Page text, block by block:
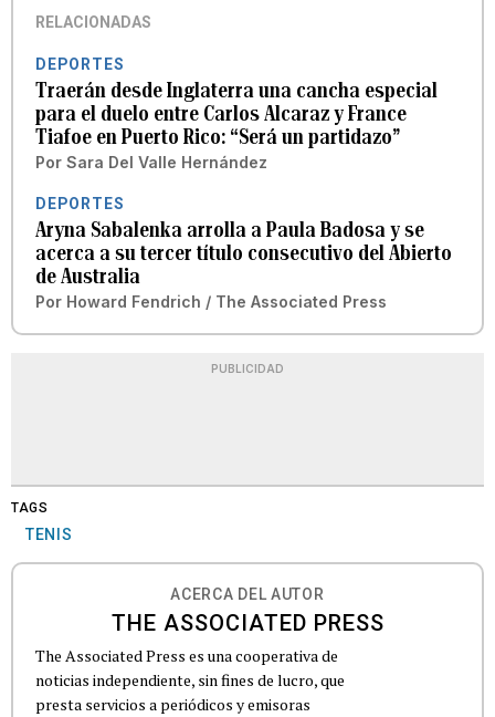
RELACIONADAS
DEPORTES
Traerán desde Inglaterra una cancha especial
para el duelo entre Carlos Alcaraz y France
Tiafoe en Puerto Rico: “Será un partidazo”
Por Sara Del Valle Hernández
DEPORTES
Aryna Sabalenka arrolla a Paula Badosa y se
acerca a su tercer título consecutivo del Abierto
de Australia
Por Howard Fendrich / The Associated Press
PUBLICIDAD
TAGS
TENIS
ACERCA DEL AUTOR
THE ASSOCIATED PRESS
The Associated Press es una cooperativa de
noticias independiente, sin fines de lucro, que
presta servicios a periódicos y emisoras